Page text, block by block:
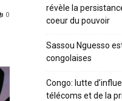
0
révèle la
coeur du pouvoir
Sassou Nguesso
congolaises
Congo: lutte
télécoms et de la